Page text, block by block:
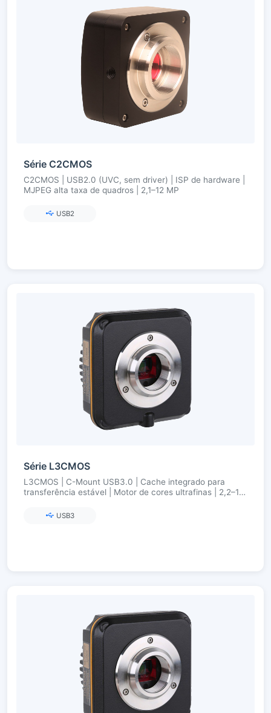
Série C2CMOS
C2CMOS | USB2.0 (UVC, sem driver) | ISP de hardware |
MJPEG alta taxa de quadros | 2,1–12 MP
USB2
Série L3CMOS
L3CMOS | C-Mount USB3.0 | Cache integrado para
transferência estável | Motor de cores ultrafinas | 2,2–12
USB3